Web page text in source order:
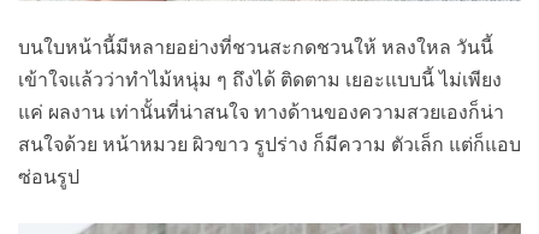
บนใบหน้านี้มีหลายอย่างที่ชวนสะกดชวนให้ หลงใหล วันนี้
เข้าใจแล้วว่าทำไม้หนุ่ม ๆ ถึงได้ ติดตาม เยอะแบบนี้ ไม่เพียง
แค่ ผลงาน เท่านั้นที่น่าสนใจ ทางด้านของความสวยเองก็น่า
สนใจด้วย หน้าหมวย ผิวขาว รูปร่าง ก็มีความ ตัวเล็ก แต่ก็แอบ
ซ่อนรูป